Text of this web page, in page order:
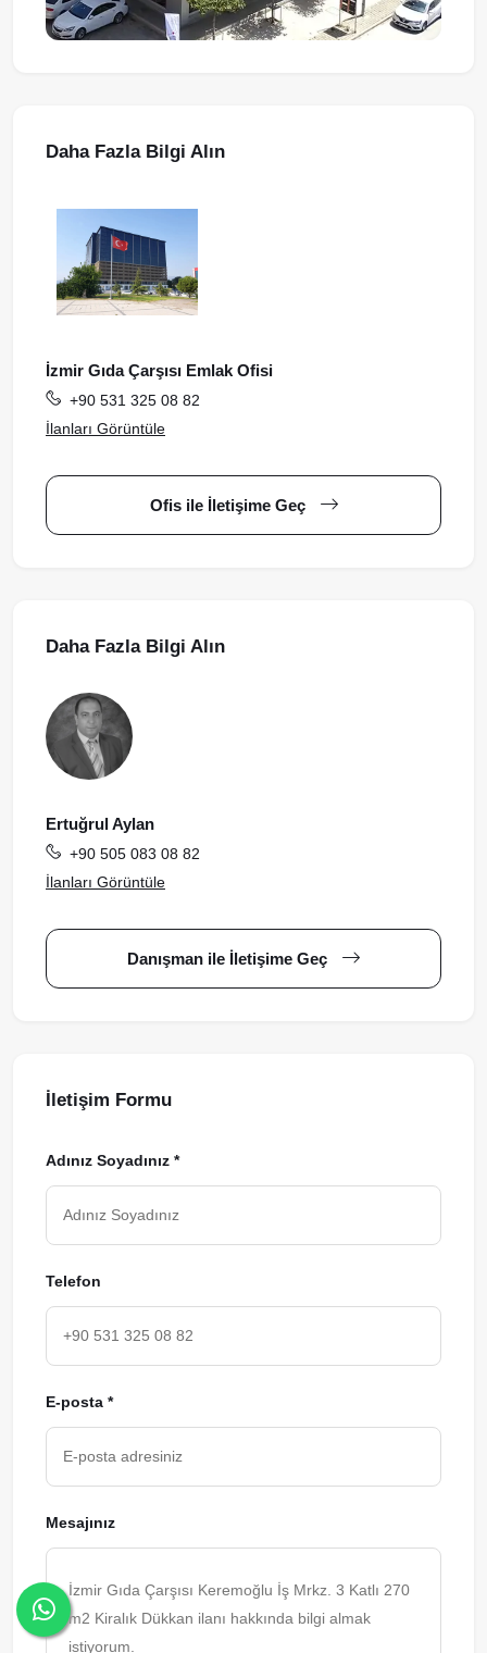
Daha Fazla Bilgi Alın
İzmir Gıda Çarşısı Emlak Ofisi
+90 531 325 08 82
İlanları Görüntüle
Ofis ile İletişime Geç
Daha Fazla Bilgi Alın
Ertuğrul Aylan
+90 505 083 08 82
İlanları Görüntüle
Danışman ile İletişime Geç
İletişim Formu
Adınız Soyadınız *
Telefon
E-posta *
Mesajınız